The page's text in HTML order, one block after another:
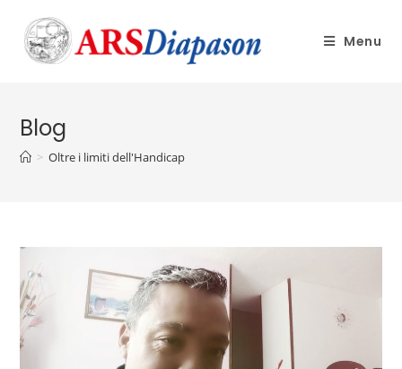
Menu
Blog
> Oltre i limiti dell'Handicap